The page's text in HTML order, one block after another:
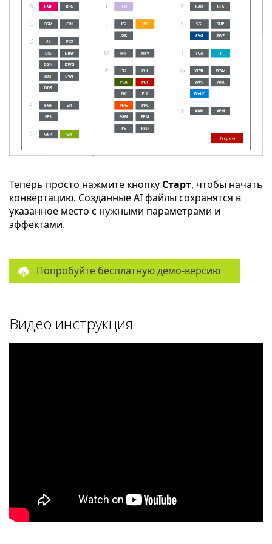
Теперь просто нажмите кнопку Старт, чтобы начать
конвертацию. Созданные AI файлы сохранятся в
указанное место с нужными параметрами и
эффектами.
Попробуйте бесплатную демо-версию
Видео инструкция